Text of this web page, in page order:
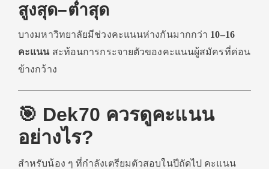
สูงสุด–ต่ำสุด
บางมหาวิทยาลัยมีช่วงคะแนนห่างกันมากกว่า 10–16
คะแนนสะท้อนการกระจายตัวของคะแนนผู้สมัครที่ค่อน
ข้างกว้าง
🎯 Dek70 ควรดูคะแนน
อย่างไร?
สำหรับน้อง ๆ ที่กำลังเตรียมตัวสอบในปีถัดไป คะแนน